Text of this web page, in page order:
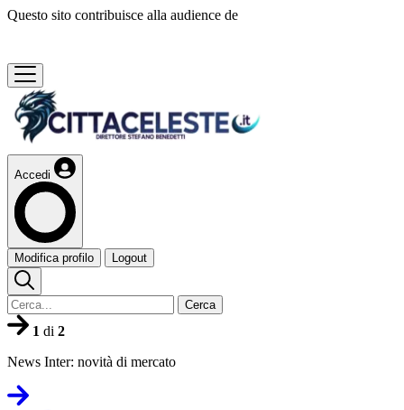
Questo sito contribuisce alla audience de
Accedi
Modifica profilo Logout
Cerca
1 di 2
News Inter: novità di mercato